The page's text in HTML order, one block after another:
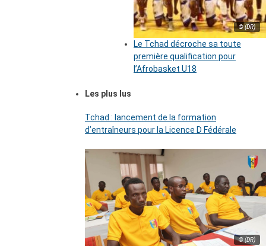
© (DR)
Le Tchad décroche sa toute
première qualification pour
l’Afrobasket U18
Les plus lus
Tchad : lancement de la formation
d’entraîneurs pour la Licence D Fédérale
© (DR)